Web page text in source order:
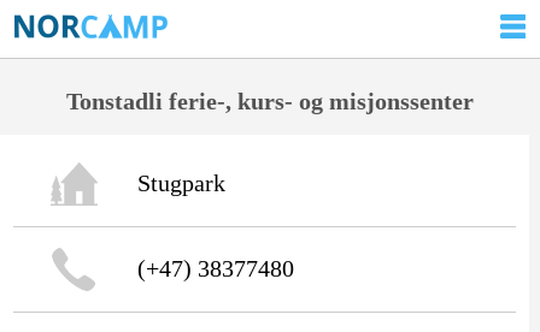
Tonstadli ferie-, kurs- og misjonssenter
Stugpark
(+47) 38377480